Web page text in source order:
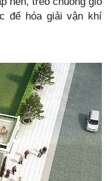
để hóa giải vận khí